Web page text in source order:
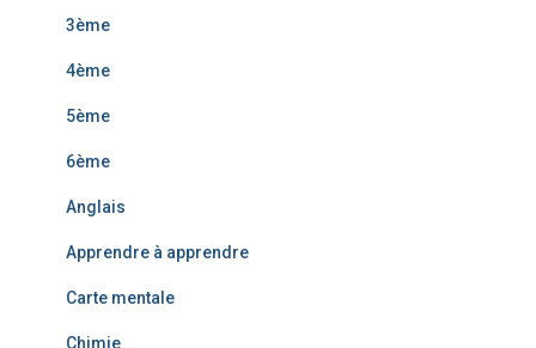
3ème
4ème
5ème
6ème
Anglais
Apprendre à apprendre
Carte mentale
Chimie